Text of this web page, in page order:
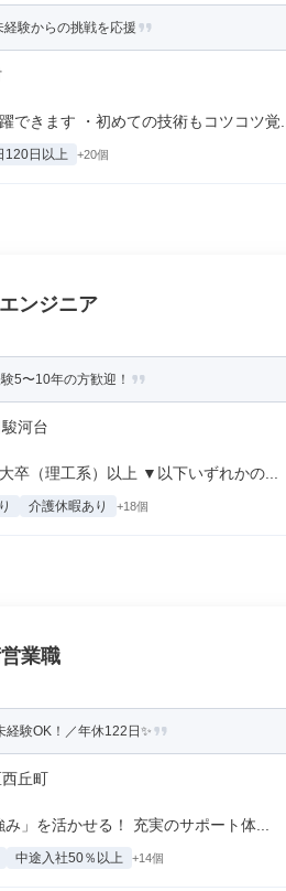
験からの挑戦を応援
できます ・初めての技術もコツコツ覚...
120日以上 +20個
ンジニア
5〜10年の方歓迎！
河台
卒（理工系）以上 ▼以下いずれかの...
介護休暇あり +18個
業職
験OK！／年休122日✨
丘町
」を活かせる！ 充実のサポート体...
中途入社50％以上 +14個